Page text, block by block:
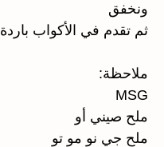
ونخفق
ثم تقدم في الأكواب باردة
ملاحظة:
MSG
ملح صيني أو
ملح جي نو مو تو